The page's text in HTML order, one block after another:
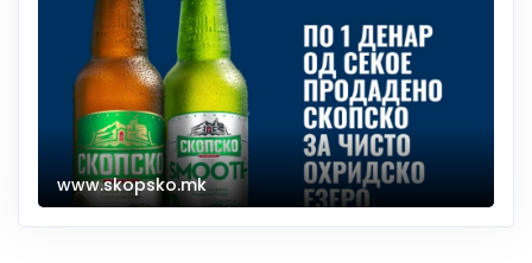
www.skopsko.mk